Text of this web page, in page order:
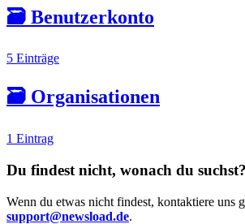
🗃️ Benutzerkonto
5 Einträge
🗃️ Organisationen
1 Eintrag
Du findest nicht, wonach du suchst?
Wenn du etwas nicht findest, kontaktiere uns
support@newsload.de.